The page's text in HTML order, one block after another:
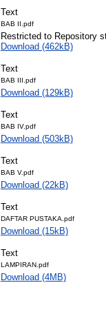
Text
BAB II.pdf
Restricted to Repository
Download (462kB)
Text
BAB III.pdf
Download (129kB)
Text
BAB IV.pdf
Download (503kB)
Text
BAB V.pdf
Download (22kB)
Text
DAFTAR PUSTAKA.pdf
Download (15kB)
Text
LAMPIRAN.pdf
Download (4MB)